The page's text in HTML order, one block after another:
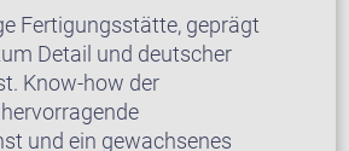
Fertigungsstätte, geprägt
Detail und deutscher
Know-how der
und ein gewachsenes